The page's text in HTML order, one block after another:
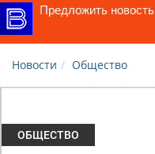
Предложить новость
Новости Общество
ОБЩЕСТВО